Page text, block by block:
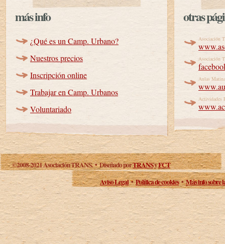
más info
¿Qué es un Camp. Urbano?
Nuestros precios
Inscripción online
Trabajar en Camp. Urbanos
Voluntariado
otras
Asociación
Asociación
Aulas
Actividades
©2008-2021 Asociación TRANS. • Diseñado porTRANSyFCT
Aviso Legal•Política de cookies•Más info sobre